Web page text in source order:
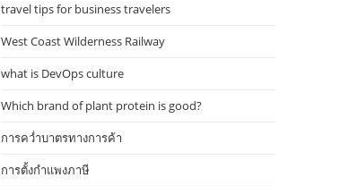
travel tips for business travelers
West Coast Wilderness Railway
what is DevOps culture
Which brand of plant protein is good?
การคว่ำบาตรทางการค้า
การตั้งกำแพงภาษี